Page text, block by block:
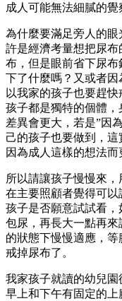
成人可能無法細膩的覺
為什麼要滿足旁人的
許是經濟考量想把尿
布，但是眼前省下尿
下了什麼嗎？又或者因
以我家的孩子也要趕
孩子都是獨特的個體
差異會更大，若是”因
己的孩子也要做到，
因為成人這樣的想法而
所以請讓孩子慢慢來，
在主要照顧者覺得可
孩子是否願意試試看
包尿，再長大一點再
的狀態下慢慢適應，
戒掉尿布了。
我家孩子就讀的幼兒
早上和下午有固定的上